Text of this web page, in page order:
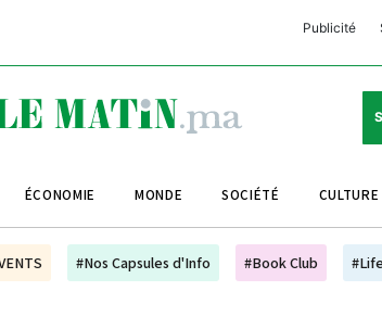
Publicité
Club
Le
Le
Le
ÉCONOMIE MONDE SOCIÉTÉ CULTURE
#Nos Capsules d'Info #Book Club